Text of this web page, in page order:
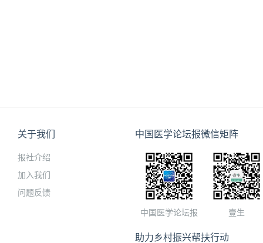
关于我们
报社介绍
加入我们
问题反馈
中国医学论坛报微信矩阵
中国医学论坛报 壹生
助力乡村振兴帮扶行动